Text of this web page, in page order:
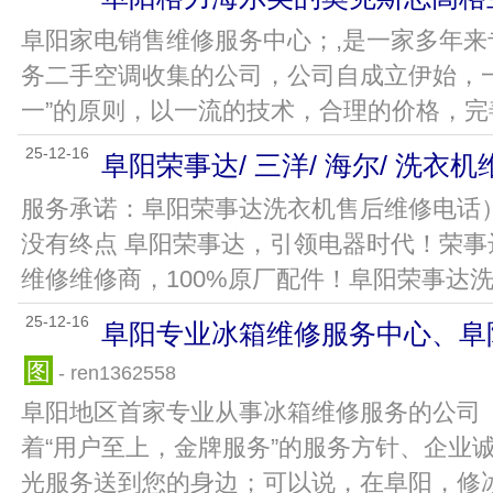
阜阳家电销售维修服务中心；,是一家多年
务二手空调收集的公司，公司自成立伊始，
一”的原则，以一流的技术，合理的价格，
25-12-16 阜阳荣事达/ 三洋/ 海尔/ 洗衣机
服务承诺：阜阳荣事达洗衣机售后维修电
没有终点 阜阳荣事达，引领电器时代！荣
维修维修商，100%原厂配件！阜阳荣事达
25-12-16 阜阳专业冰箱维修服务中心、
图 - ren1362558
阜阳地区首家专业从事冰箱维修服务的公司
着“用户至上，金牌服务”的服务方针、企业
光服务送到您的身边；可以说，在阜阳，修